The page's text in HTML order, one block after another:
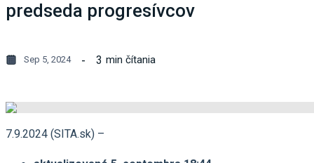
predseda progresívcov
Sep 5, 2024 3 min čítania
7.9.2024 (SITA.sk) –